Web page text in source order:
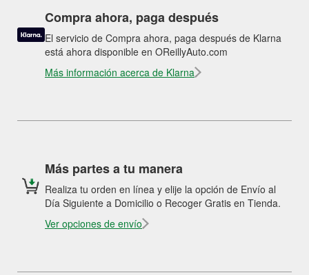
Compra ahora, paga después
El servicio de Compra ahora, paga después de Klarna
está ahora disponible en OReillyAuto.com
Más información acerca de Klarna
Más partes a tu manera
Realiza tu orden en línea y elije la opción de Envío al
Día Siguiente a Domicilio o Recoger Gratis en Tienda.
Ver opciones de envío